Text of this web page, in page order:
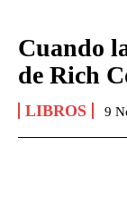
Cuando
de Rich
LIBROS 9